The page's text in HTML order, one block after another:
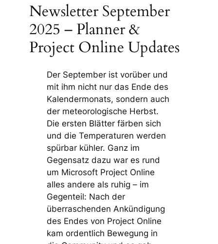
Newsletter September
2025 – Planner &
Project Online Updates
Der September ist vorüber und
mit ihm nicht nur das Ende des
Kalendermonats, sondern auch
der meteorologische Herbst.
Die ersten Blätter färben sich
und die Temperaturen werden
spürbar kühler. Ganz im
Gegensatz dazu war es rund
um Microsoft Project Online
alles andere als ruhig – im
Gegenteil: Nach der
überraschenden Ankündigung
des Endes von Project Online
kam ordentlich Bewegung in